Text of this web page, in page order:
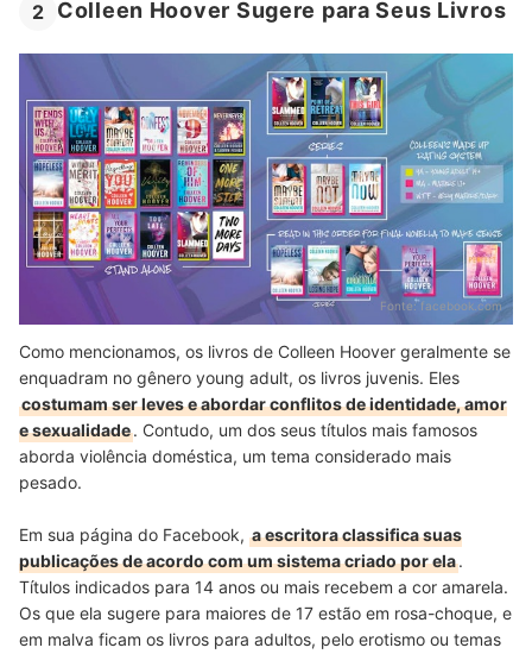
2 Colleen Hoover Sugere para Seus Livros
Fonte:facebook.com
Como mencionamos, os livros de Colleen Hoover geralmente se
enquadram no gênero young adult, os livros juvenis. Eles
costumam ser leves e abordar conflitos de identidade, amor
e sexualidade. Contudo, um dos seus títulos mais famosos
aborda violência doméstica, um tema considerado mais
pesado.
Em sua página do Facebook, a escritora classifica suas
publicações de acordo com um sistema criado por ela.
Títulos indicados para 14 anos ou mais recebem a cor amarela.
Os que ela sugere para maiores de 17 estão em rosa-choque, e
em malva ficam os livros para adultos, pelo erotismo ou temas